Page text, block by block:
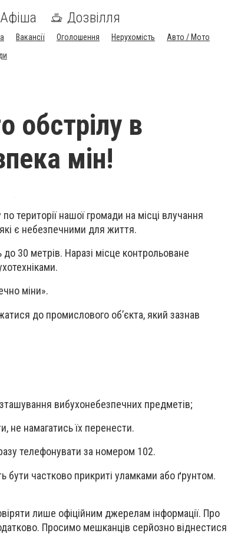
Афіша Дозвілля
Вакансії Оголошення Нерухомість
Авто / Мото
обстрілу в
мін!
території нашої громади на місці влучання
є небезпечними для життя.
30 метрів. Наразі місце контрольоване
міни».
до промислового об’єкта, який зазнав
вибухонебезпечних предметів;
не намагатись їх перенести.
телефонувати за номером 102.
бути частково прикриті уламками або ґрунтом.
лише офіційним джерелам інформації. Про
Просимо мешканців серйозно віднестися